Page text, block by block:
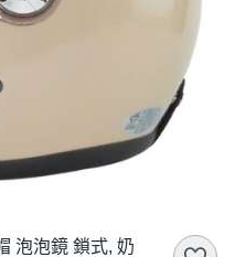
泡泡鏡 鎖式, 奶